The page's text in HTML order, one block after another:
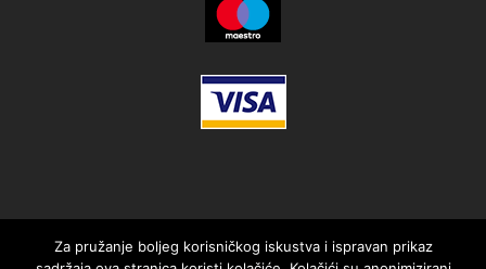
Za pružanje boljeg korisničkog iskustva i ispravan prikaz